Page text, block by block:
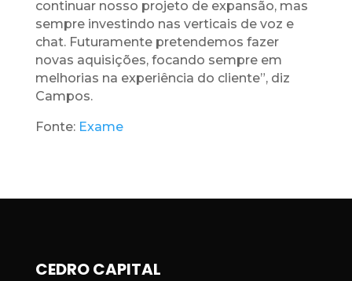
continuar nosso projeto de expansão, mas
sempre investindo nas verticais de voz e
chat. Futuramente pretendemos fazer
novas aquisições, focando sempre em
melhorias na experiência do cliente”, diz
Campos.
Fonte: Exame
CEDRO CAPITAL